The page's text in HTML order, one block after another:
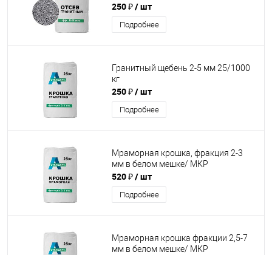
250 ₽/ шт
Подробнее
Гранитный щебень 2-5 мм 25/1000
кг
250 ₽/ шт
Подробнее
Мраморная крошка, фракция 2-3
мм в белом мешке/ МКР
520 ₽/ шт
Подробнее
Мраморная крошка фракции 2,5-7
мм в белом мешке/ МКР